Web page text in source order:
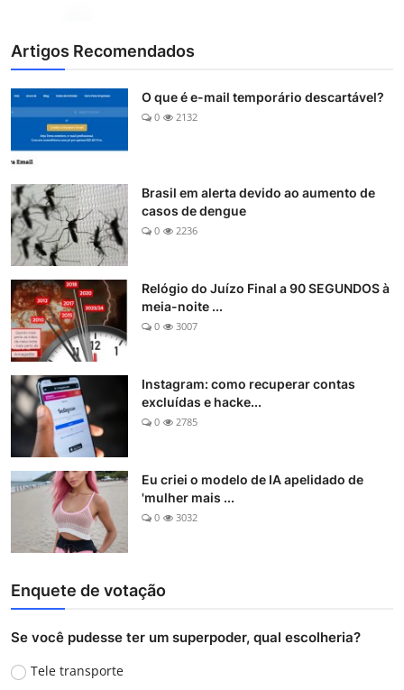
Artigos Recomendados
O que é e-mail temporário descartável?
0 2132
Brasil em alerta devido ao aumento de
casos de dengue
0 2236
Relógio do Juízo Final a 90 SEGUNDOS à
meia-noite ...
0 3007
Instagram: como recuperar contas
excluídas e hacke...
0 2785
Eu criei o modelo de IA apelidado de
'mulher mais ...
0 3032
Enquete de votação
Se você pudesse ter um superpoder, qual escolheria?
Tele transporte